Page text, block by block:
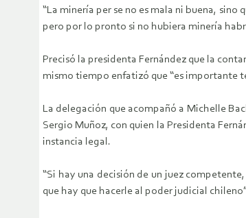
“La minería per se no es mala ni buena,
pero por lo pronto si no hubiera minería
Precisó la presidenta Fernández que la
mismo tiempo enfatizó que “es importante
La delegación que acompañó a Michelle
Sergio Muñoz, con quien la Presidenta
instancia legal.
“Si hay una decisión de un juez
que hay que hacerle al poder judicial